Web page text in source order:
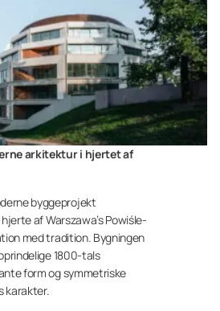
arkitektur i hjertet af
byggeprojekt
af Warszawa’s Powiśle-
med tradition. Bygningen
1800-tals
form og symmetriske
karakter.